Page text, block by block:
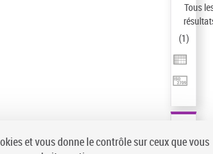
Tous
(1)
et vous donne le contrôle sur ceux que vous